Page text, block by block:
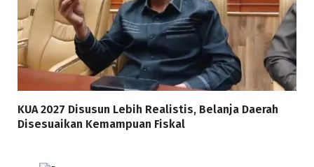
KUA 2027 Disusun Lebih Realistis, Belanja Daerah
Disesuaikan Kemampuan Fiskal